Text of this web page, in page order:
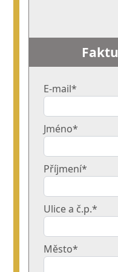
E-mail*
Jméno*
Příjmení*
Ulice a č.p.*
Město*